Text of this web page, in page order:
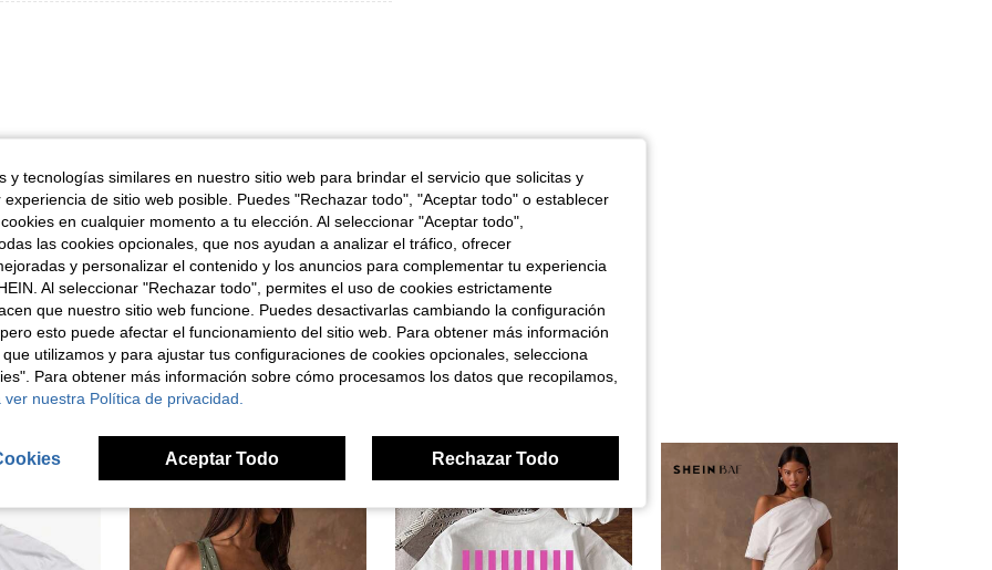
Útil (0)
y tecnologías similares en nuestro sitio web para brindar el servicio que solicitas y
de sitio web posible. Puedes "Rechazar todo", "Aceptar todo" o establecer
en cualquier momento a tu elección. Al seleccionar "Aceptar todo",
las cookies opcionales, que nos ayudan a analizar el tráfico, ofrecer
y personalizar el contenido y los anuncios para complementar tu experiencia
Al seleccionar "Rechazar todo", permites el uso de cookies estrictamente
que nuestro sitio web funcione. Puedes desactivarlas cambiando la configuración
esto puede afectar el funcionamiento del sitio web. Para obtener más información
utilizamos y para ajustar tus configuraciones de cookies opcionales, selecciona
Para obtener más información sobre cómo procesamos los datos que recopilamos,
nuestra Política de privacidad.
Aceptar Todo Rechazar Todo